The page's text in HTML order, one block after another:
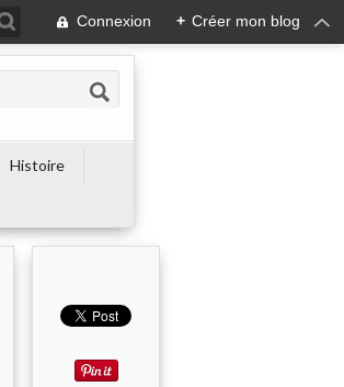
Connexion + Créer mon blog
Histoire